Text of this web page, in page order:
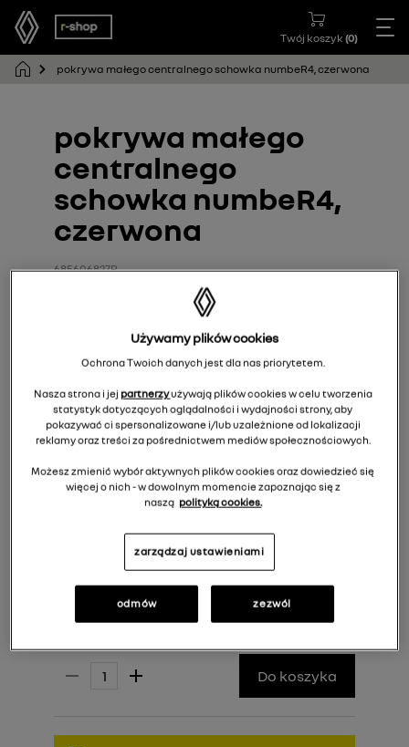
Twój koszyk (0)
pokrywa małego centralnego schowka numbeR4, czerwona
pokrywa małego
centralnego
schowka numbeR4,
czerwona
685606827R
Cena rekomendowana: 222,00 zł
Do koszyka
Używamy plików cookies
Ochrona Twoich danych jest dla nas priorytetem.
Nasza strona i jej partnerzyużywają plików cookies w celu tworzenia
statystyk dotyczących oglądalności i wydajności strony, aby
pokazywać ci spersonalizowane i/lub uzależnione od lokalizacji
reklamy oraz treści za pośrednictwem mediów społecznościowych.
Możesz zmienić wybór aktywnych plików cookies oraz dowiedzieć się
więcej o nich - w dowolnym momencie zapoznając się z
naszą polityką cookies.
zarządzaj ustawieniami
odmów zezwól